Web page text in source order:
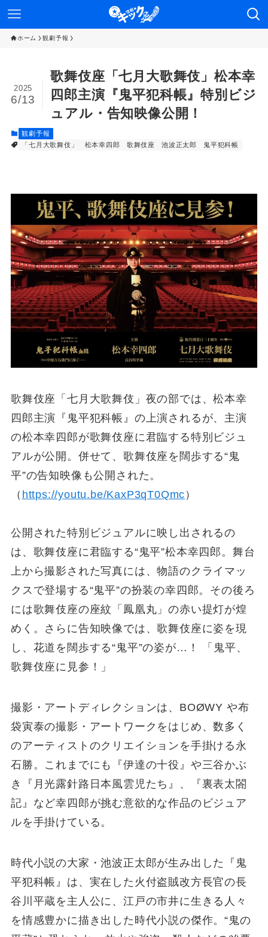
ホーム 観劇予報
歌舞伎座「七月大歌舞伎」松本幸
四郎主演『鬼平犯科帳』特別ビジ
ュアル・告知映像公開！
2025
6/13
観劇予報
「七月大歌舞伎」
松本幸四郎 歌舞伎座 池波正太郎 鬼平犯科帳
歌舞伎座「七月大歌舞伎」夜の部では、松本幸
四郎主演『鬼平犯科帳』の上演されるが、主演
の松本幸四郎が歌舞伎座に君臨する特別ビジュ
アルが公開。併せて、歌舞伎座を闊歩する“鬼
平”の告知映像も公開された。
（ https://youtu.be/KaxP3qT0Qmc ）
公開された特別ビジュアルに映し出されるの
は、歌舞伎座に君臨する“鬼平”松本幸四郎。舞台
上から撮影された写真には、物語のクライマッ
クスで登場する“鬼平”の扮装の幸四郎。その後ろ
には歌舞伎座の座紋「鳳凰丸」の赤い提灯が煌
めく。さらに告知映像では、歌舞伎座に姿を現
し、花道を闊歩する“鬼平”の姿が…！ 「鬼平、
歌舞伎座に見参！」
撮影・アートディレクションは、BOØWY や布
袋寅泰の撮影・アートワークをはじめ、数多く
のアーティストのクリエイションを手掛ける永
石勝。これまでにも『伊達の十役』や三谷かぶ
き『月光露針路日本風雲児たち』、『裏表太閤
記』など幸四郎が挑む意欲的な作品のビジュア
ルを手掛けている。
時代小説の大家・池波正太郎が生み出した『鬼
平犯科帳』は、実在した火付盗賊改方長官の長
谷川平蔵を主人公に、江戸の市井に生きる人々
を情感豊かに描き出した時代小説の傑作。“鬼の